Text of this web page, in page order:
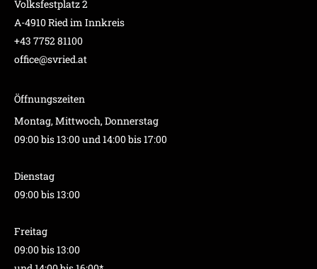
Volksfestplatz 2
A-4910 Ried im Innkreis
+43 7752 81100
office@svried.at
Öffnungszeiten
Montag, Mittwoch, Donnerstag
09:00 bis 13:00 und 14:00 bis 17:00
Dienstag
09:00 bis 13:00
Freitag
09:00 bis 13:00